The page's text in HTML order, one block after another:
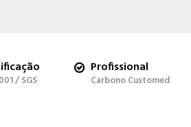
/ SGS
Profissional
Carbono Customed